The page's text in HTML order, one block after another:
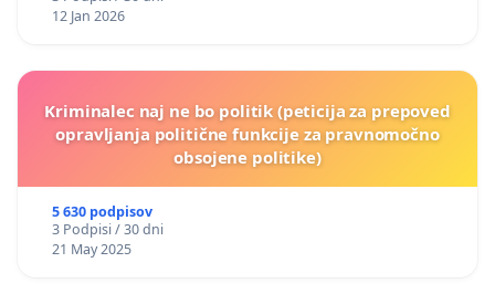
12 Jan 2026
Kriminalec naj ne bo politik (peticija za prepoved
opravljanja politične funkcije za pravnomočno
obsojene politike)
5 630 podpisov
3 Podpisi / 30 dni
21 May 2025